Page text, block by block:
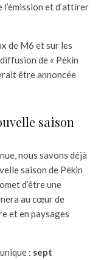
et d’attirer
de M6 et sur les
de « Pékin
être annoncée
saison
nous savons déjà
saison de Pékin
d’être une
au cœur de
et en paysages
: sept